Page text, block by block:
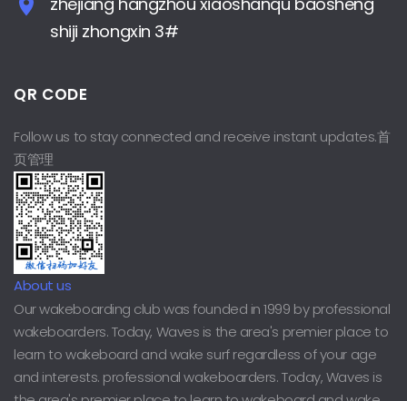
shiji zhongxin 3#
QR CODE
Follow us to stay connected and receive instant updates.首
页管理
About us
Our wakeboarding club was founded in 1999 by professional
wakeboarders. Today, Waves is the area's premier place to
learn to wakeboard and wake surf regardless of your age
and interests. professional wakeboarders. Today, Waves is